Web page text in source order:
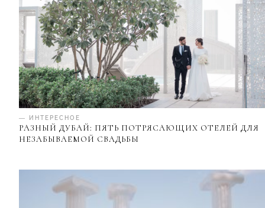
— ИНТЕРЕСНОЕ
РАЗНЫЙ ДУБАЙ: ПЯТЬ ПОТРЯСАЮЩИХ ОТЕЛЕЙ ДЛЯ
НЕЗАБЫВАЕМОЙ СВАДЬБЫ